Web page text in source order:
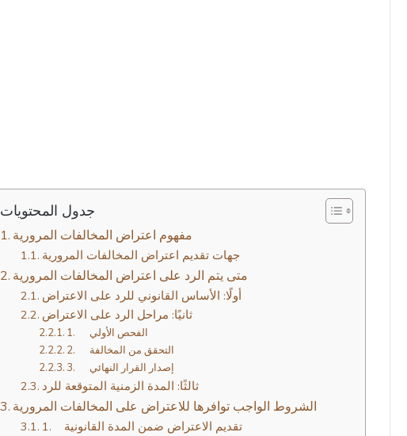
جدول المحتويات
مفهوم اعتراض المخالفات المرورية
جهات تقديم اعتراض المخالفات المرورية
أولًا: الأساس القانوني للرد على الاعتراض
ثانيًا: مراحل الرد على الاعتراض
1. الفحص الأولي
2. التحقق من المخالفة
3. إصدار القرار النهائي
ثالثًا: المدة الزمنية المتوقعة للرد
الشروط الواجب توافرها للاعتراض على المخالفات المرورية
1. تقديم الاعتراض ضمن المدة القانونية